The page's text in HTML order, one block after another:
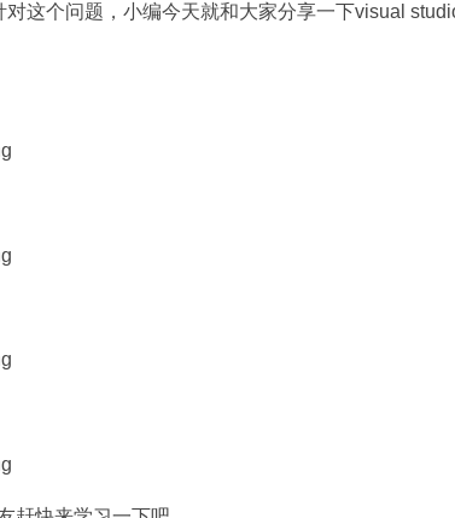
这个问题，小编今天就和大家分享一下visual